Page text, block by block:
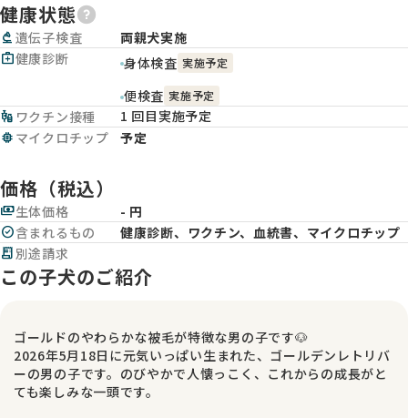
健康状態
biotech 遺伝子検査
両親犬実施
medical_services健康診断 身体検査 実施予定
便検査 実施予定
vaccines ワクチン接種
1 回目実施予定
memory マイクロチップ 予定
価格（税込）
payments生体価格
- 円
check_circle含まれるもの
健康診断、ワクチン、血統書、マイクロチップ
receipt_long別途請求
この子犬のご紹介
ゴールドのやわらかな被毛が特徴な男の子です🐶
2026年5月18日に元気いっぱい生まれた、ゴールデンレトリバ
ーの男の子です。のびやかで人懐っこく、これからの成長がと
ても楽しみな一頭です。